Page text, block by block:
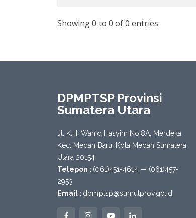
Showing 0 to 0 of 0 entries
DPMPTSP Provinsi
Sumatera Utara
Jl. K.H. Wahid Hasyim No.8A, Merdeka
Kec. Medan Baru, Kota Medan Sumatera
Utara 20154
Telepon : (061)451-4614 — (061)457-
2953
Email : dpmptsp@sumutprov.go.id